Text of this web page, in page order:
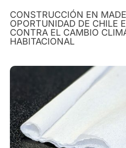
CONSTRUCCIÓN EN
OPORTUNIDAD DE CHILE
CONTRA EL CAMBIO
HABITACIONAL